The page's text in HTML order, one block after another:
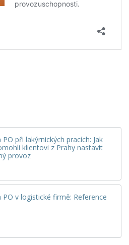
PO při lakýrnických pracích: Jak
klientovi z Prahy nastavit
provoz
PO v logistické firmě: Reference